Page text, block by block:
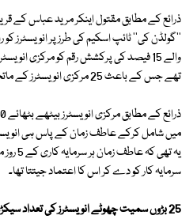
ذرائع کے مطابق مقتول اینکر مرید عباس
''گولڈن کی'' ٹائپ اسکیم کی طرز پر انویسٹرز
تھے جس کے باعث 25 مرکزی انویسٹرز کے ماتحت سیکڑوں چھوٹے انویسٹرز تھے۔
میں شامل کرکے عاطف زمان کے پاس ہی
یہ تھی
سرمایہ کار کو دے کر اس کا اعتماد جیتتا تھا۔
25 بڑوں سمیت چھوٹے انویسٹرز کی تعداد سیکڑوں میں ہے